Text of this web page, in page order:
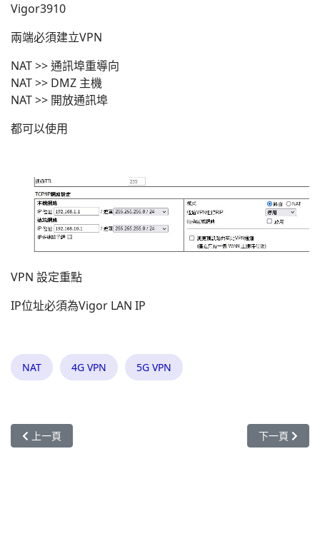
Vigor3910
兩端必須建立VPN
NAT >> 通訊埠重導向
NAT >> DMZ 主機
NAT >> 開放通訊埠
都可以使用
VPN 設定重點
IP位址必須為Vigor LAN IP
NAT 4G VPN 5G VPN
上一篇文章: (UMail 適用的手機APP收發信軟體)手機行動電話 mail
上一頁 下一篇文章:
下一頁